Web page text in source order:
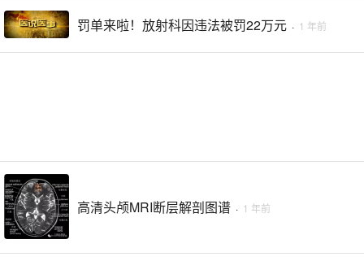
罚单来啦！放射科因违法被罚22万元 · 1 年前
高清头颅MRI断层解剖图谱 · 1 年前